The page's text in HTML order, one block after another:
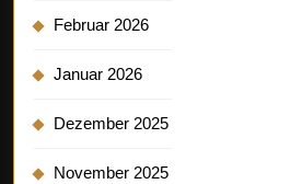
Februar 2026
Januar 2026
Dezember 2025
November 2025